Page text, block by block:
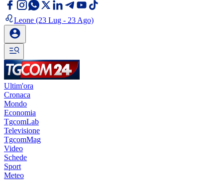
Leone (23 Lug - 23 Ago)
Ultim'ora
Cronaca
Mondo
Economia
TgcomLab
Televisione
TgcomMag
Video
Schede
Sport
Meteo